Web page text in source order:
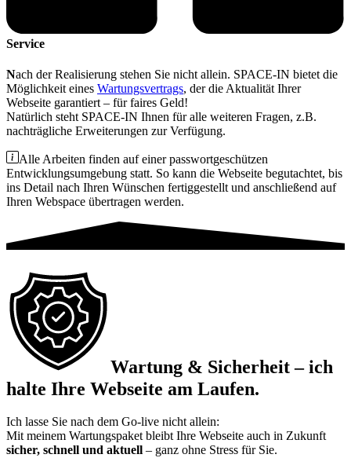
Service
Nach der Realisierung stehen Sie nicht allein. SPACE-IN bietet die
Möglichkeit eines Wartungsvertrags, der die Aktualität Ihrer
Webseite garantiert – für faires Geld!
Natürlich steht SPACE-IN Ihnen für alle weiteren Fragen, z.B.
nachträgliche Erweiterungen zur Verfügung.
Alle Arbeiten finden auf einer passwortgeschützen
Entwicklungsumgebung statt. So kann die Webseite begutachtet, bis
ins Detail nach Ihren Wünschen fertiggestellt und anschließend auf
Ihren Webspace übertragen werden.
Wartung & Sicherheit – ich
halte Ihre Webseite am Laufen.
Ich lasse Sie nach dem Go-live nicht allein:
Mit meinem Wartungspaket bleibt Ihre Webseite auch in Zukunft
sicher, schnell und aktuell – ganz ohne Stress für Sie.